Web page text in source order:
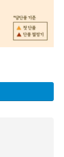
는 10월 20일
정보가 없음)